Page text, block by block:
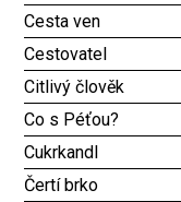
Cesta ven
Cestovatel
Citlivý člověk
Co s Péťou?
Cukrkandl
Čertí brko